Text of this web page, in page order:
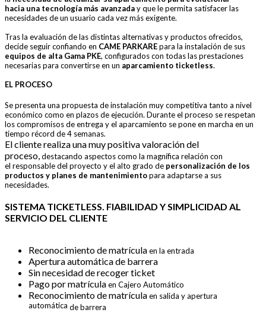
hacia una tecnología más avanzaday que le permita satisfacerlas
necesidades de un usuario cada vez más exigente.
Tras la evaluación de las distintas alternativas y productosofrecidos,
decide seguir confiando en CAME PARKAREpara la instalación de sus
equipos de alta Gama PKE, configurados con todas las prestaciones
necesarias para convertirse en un aparcamiento ticketless.
EL PROCESO
Se presenta una propuesta de instalación muy competitiva tanto a nivel
económico como en plazos de ejecución. Durante el proceso se respetan
los compromisos de entrega y el aparcamiento se pone en marcha en un
tiempo récord de 4 semanas.
El cliente realiza una muy positiva valoración del
proceso,destacando aspectos como la magnífica relación con
el responsable del proyecto y el alto grado de personalización de los
productos y planes de mantenimientopara adaptarse a sus
necesidades.
SISTEMA TICKETLESS. FIABILIDAD Y SIMPLICIDAD AL
SERVICIO DEL CLIENTE
Reconocimiento de matrículaen la entrada
Apertura automática de barrera
Sin necesidad de recoger ticket
Pago por matrículaen Cajero Automático
Reconocimiento de matrículaen salida y apertura
automática de barrera